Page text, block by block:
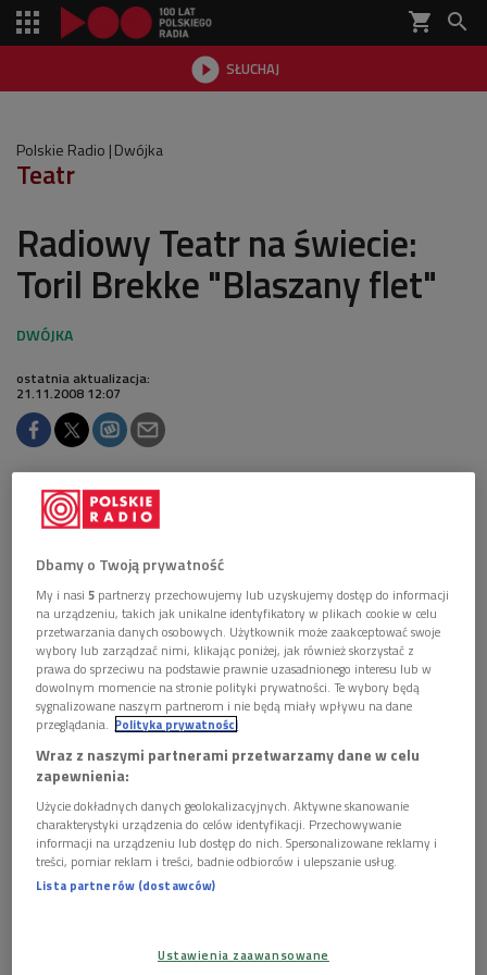
shopping_cart 
 SŁUCHAJ

Polskie Radio Dwójka
Teatr
Radiowy Teatr na świecie:
Toril Brekke "Blaszany flet"
ostatnia aktualizacja:
21.11.2008 12:07
Obserwuj nas na
Google News
W audycji z cyklu Radiowy Teatr na świecie
słuchowisko na podstawie książki Toril Brekke
"Blaszany flet".
21 listopada 2008. godz. 22:15 - 23:00
Toril BrekkeBlaszany flet -słuchowisko z radia norweskiego
Przekład Haliny Thylwe
Reżyseria Wojciecha Markiewicza
Obsada: Mariusz Bonaszewski, Mariusz Benoit, Jacek
Mikołajczak, Robert Tondera
Słuchowisko norweskie nominowane w 2000 roku do Prix
Dbamy o Twoją prywatność
My i nasi5 partnerzy przechowujemy lub uzyskujemy dostęp do informacji
na urządzeniu, takich jak unikalne identyfikatory w plikach cookie w celu
przetwarzania danych osobowych. Użytkownik może zaakceptować swoje
wybory lub zarządzać nimi, klikając poniżej, jak również skorzystać z
prawa do sprzeciwu na podstawie prawnie uzasadnionego interesu lub w
dowolnym momencie na stronie polityki prywatności. Te wybory będą
sygnalizowane naszym partnerom i nie będą miały wpływu na dane
przeglądania. Polityka prywatności
Wraz z naszymi partnerami przetwarzamy dane w celu
zapewnienia:
Użycie dokładnych danych geolokalizacyjnych. Aktywne skanowanie
charakterystyki urządzenia do celów identyfikacji. Przechowywanie
informacji na urządzeniu lub dostęp do nich. Spersonalizowane reklamy i
treści, pomiar reklam i treści, badnie odbiorców i ulepszanie usług.
Lista partnerów (dostawców)
Ustawienia zaawansowane